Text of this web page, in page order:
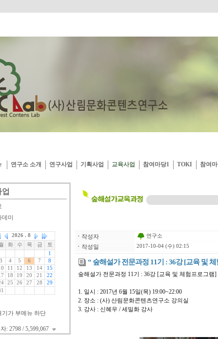
연구소 소개 연구사업 기획사업 교육사업 참여마당1 TOKI 참여
미
기가 부메뉴 하단
: 2798 / 5,599,067
ㆍ 작성자 연구소
ㆍ 작성일 2017-10-04 (수) 02:15
“ 숲해설가 전문과정 11기 : 36강 [교육 및
숲해설가 전문과정 11기 : 36강 [교육 및 체험프로그램
1. 일시 : 2017년 6월 15일(목) 19:00~22:00
2. 장소 : (사) 산림문화콘텐츠연구소 강의실
3. 강사 : 신혜우 / 세밀화 강사